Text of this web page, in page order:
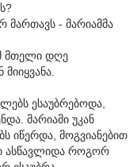
მართავს - მარიამმა
მთელი დღე
ესაუბრებოდა,
მარიამი უკან
იწერდა, მოგვიანებით
ასწავლიდა როგორ